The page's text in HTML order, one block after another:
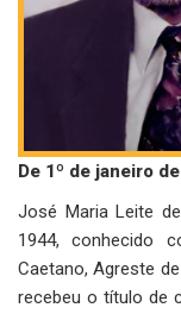
De 1º de janeiro
José Maria Leite
1944, conhecido
Caetano, Agreste
recebeu o título de